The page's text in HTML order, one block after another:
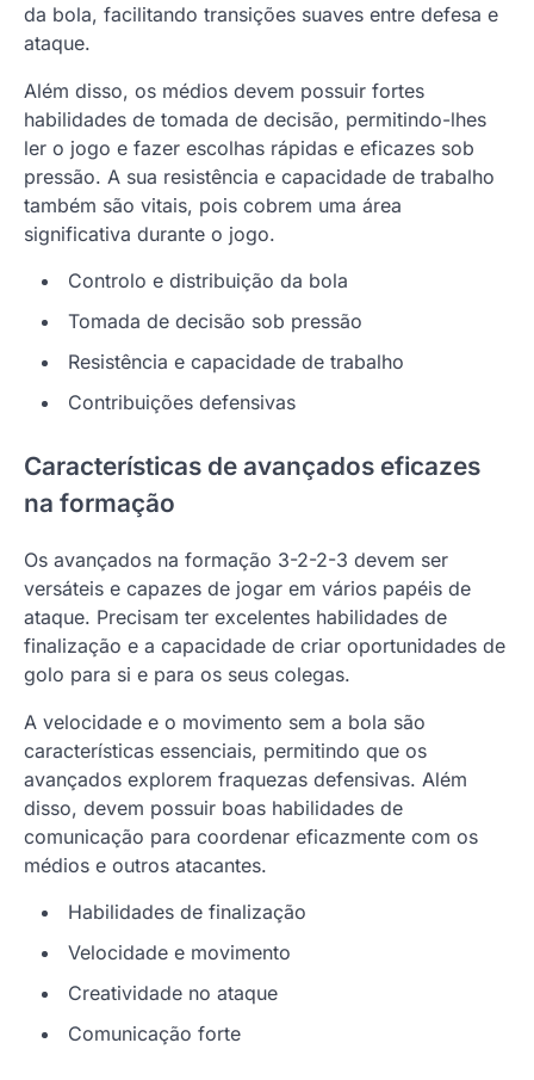
da bola, facilitando transições suaves entre defesa e
ataque.
Além disso, os médios devem possuir fortes
habilidades de tomada de decisão, permitindo-lhes
ler o jogo e fazer escolhas rápidas e eficazes sob
pressão. A sua resistência e capacidade de trabalho
também são vitais, pois cobrem uma área
significativa durante o jogo.
Controlo e distribuição da bola
Tomada de decisão sob pressão
Resistência e capacidade de trabalho
Contribuições defensivas
Características de avançados eficazes
na formação
Os avançados na formação 3-2-2-3 devem ser
versáteis e capazes de jogar em vários papéis de
ataque. Precisam ter excelentes habilidades de
finalização e a capacidade de criar oportunidades de
golo para si e para os seus colegas.
A velocidade e o movimento sem a bola são
características essenciais, permitindo que os
avançados explorem fraquezas defensivas. Além
disso, devem possuir boas habilidades de
comunicação para coordenar eficazmente com os
médios e outros atacantes.
Habilidades de finalização
Velocidade e movimento
Creatividade no ataque
Comunicação forte